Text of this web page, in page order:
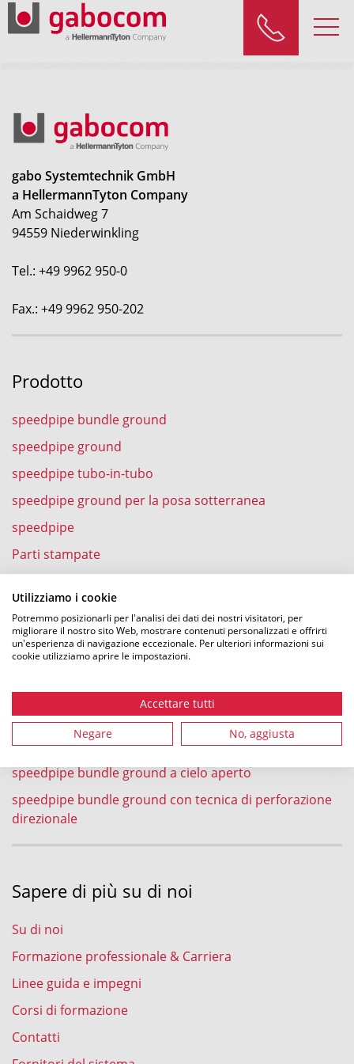
Utilizziamo i cookie
Potremmo posizionarli per l'analisi dei dati dei nostri visitatori, per
migliorare il nostro sito Web, mostrare contenuti personalizzati e offrirti
un'esperienza di navigazione eccezionale. Per ulteriori informazioni sui
cookie utilizziamo aprire le impostazioni.
Accettare tutti
Negare No, aggiusta
gabo Systemtechnik GmbH
a HellermannTyton Company
Am Schaidweg 7
94559 Niederwinkling
Tel.: +49 9962 950-0
Fax.: +49 9962 950-202
Prodotto
speedpipe bundle ground
speedpipe ground
speedpipe tubo-in-tubo
speedpipe ground per la posa sotterranea
speedpipe
Parti stampate
Esperienze
Soffiatura della fibra ottica in speedpipe
speedpipe bundle ground nel processo di aratura
speedpipe bundle ground nel processo di fresatura
speedpipe bundle ground a cielo aperto
speedpipe bundle ground con tecnica di perforazione
direzionale
Sapere di più su di noi
Su di noi
Formazione professionale & Carriera
Linee guida e impegni
Corsi di formazione
Contatti